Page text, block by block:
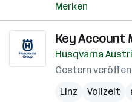
Merken
Key Account
Husqvarna
Gestern
Linz
Vollzeit